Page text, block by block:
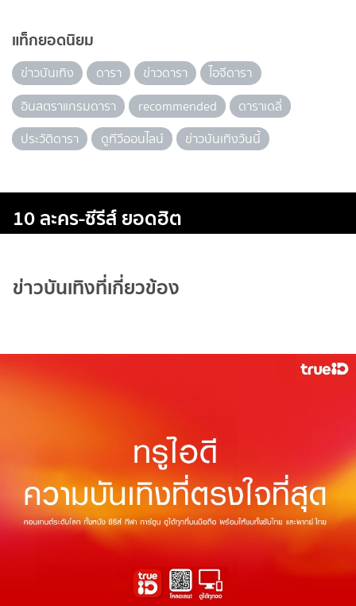
แท็กยอดนิยม
ข่าวบันเทิง ดารา ข่าวดารา
ไอจีดารา
อินสตราแกรมดารา
recommended
ดาราเดลี่
ประวัติดารา
ดูทีวีออนไลน์ ข่าวบันเทิงวันนี้
10 ละคร-ซีรีส์ ยอดฮิต
ข่าวบันเทิงที่เกี่ยวข้อง